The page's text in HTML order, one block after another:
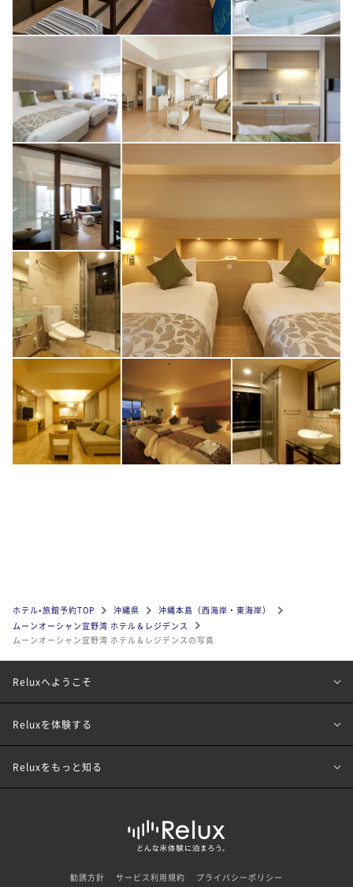
ホテル•旅館予約TOP 沖縄県
沖縄本島（西海岸・東海岸）
ムーンオーシャン宜野湾 ホテル＆レジデンス
ムーンオーシャン宜野湾 ホテル＆レジデンスの写真
Reluxへようこそ
Reluxを体験する
Reluxをもっと知る
勧誘方針 サービス利用規約 プライバシーポリシー